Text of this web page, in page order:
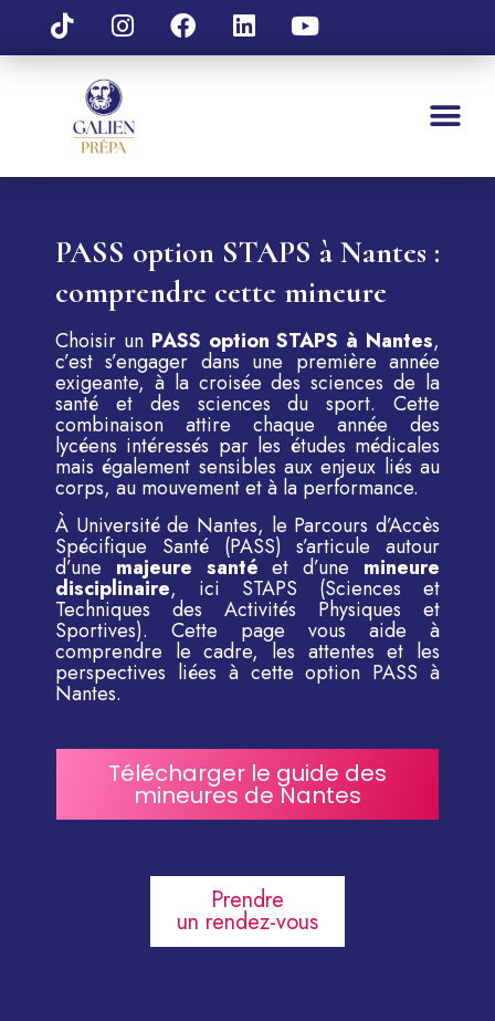
PASS option STAPS à Nantes :
comprendre cette mineure
Choisir un PASS option STAPS à Nantes,
c’est s’engager dans une première année
exigeante, à la croisée des sciences de la
santé et des sciences du sport. Cette
combinaison attire chaque année des
lycéens intéressés par les études médicales
mais également sensibles aux enjeux liés au
corps, au mouvement et à la performance.
À Université de Nantes, le Parcours d’Accès
Spécifique Santé (PASS) s’articule autour
d’une majeure santé et d’une mineure
disciplinaire, ici STAPS (Sciences et
Techniques des Activités Physiques et
Sportives). Cette page vous aide à
comprendre le cadre, les attentes et les
perspectives liées à cette option PASS à
Nantes.
Télécharger le guide des
mineures de Nantes
Prendre
un rendez-vous